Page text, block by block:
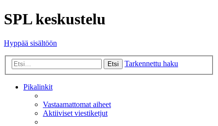
SPL keskustelu
Hyppää sisältöön
Etsi Tarkennettu haku
Pikalinkit
Vastaamattomat aiheet
Aktiiviset viestiketjut